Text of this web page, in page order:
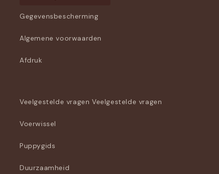
Gegevensbescherming
Algemene voorwaarden
Afdruk
Veelgestelde vragen Veelgestelde vragen
Voerwissel
Puppygids
Duurzaamheid